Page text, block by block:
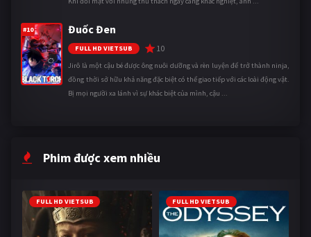
#10 Đuốc Đen
FULL HD VIETSUB 10
Jirô là một cậu bé được ông nuôi dưỡng và rèn luyện để trở thành ninja,
đồng thời sở hữu khả năng đặc biệt có thể giao tiếp với các loài động vật.
Bị mọi người xa lánh vì sự khác biệt của mình, cậu ...
Phim được xem nhiều
FULL HD VIETSUB FULL HD VIETSUB